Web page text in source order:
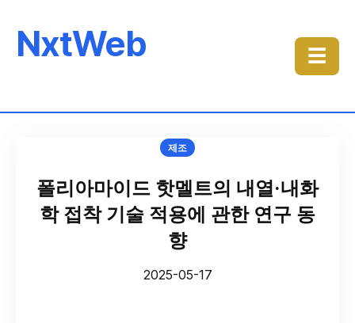
NxtWeb ☰
제조
폴리아마이드 핫멜트의 내열·내화
학 접착 기술 적용에 관한 연구 동
향
2025-05-17